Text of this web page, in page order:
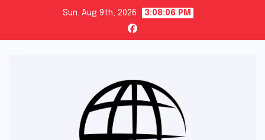
content
Sun. Aug 9th, 2026 3:08:08 PM